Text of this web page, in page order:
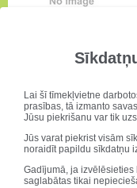
Lai šī tīmekļvietne
prasības, tā izmanto
Jūsu piekrišanu var tik
Jūs varat piekrist visām
noraidīt papildu sīkdatņu
Gadījumā, ja
saglabātas tikai